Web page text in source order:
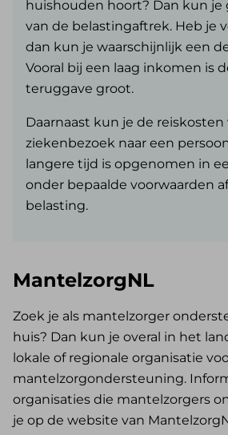
huishouden hoort? Dan kun je
van de belastingaftrek. Heb je
dan kun je waarschijnlijk een
Vooral bij een laag inkomen is
teruggave groot.
Daarnaast kun je de reiskosten
ziekenbezoek naar een
langere tijd is opgenomen in
onder bepaalde voorwaarden
belasting.
MantelzorgNL
Zoek je als mantelzorger
huis? Dan kun je overal in het
lokale of regionale organisatie
mantelzorgondersteuning.
organisaties die mantelzorgers
je op de website van